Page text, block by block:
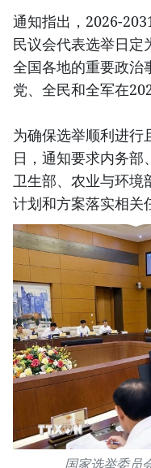
通知指出，2026-
民议会代表选举日定
全国各地的重要政治
党、全民和全军在
为确保选举顺利进行
日，通知要求内务部
卫生部、农业与环境
计划和方案落实相关
国家选举委员